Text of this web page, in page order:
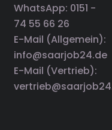
WhatsApp: 0151 -
74 55 66 26
E-Mail (Allgemein):
info@saarjob24.de
E-Mail (Vertrieb):